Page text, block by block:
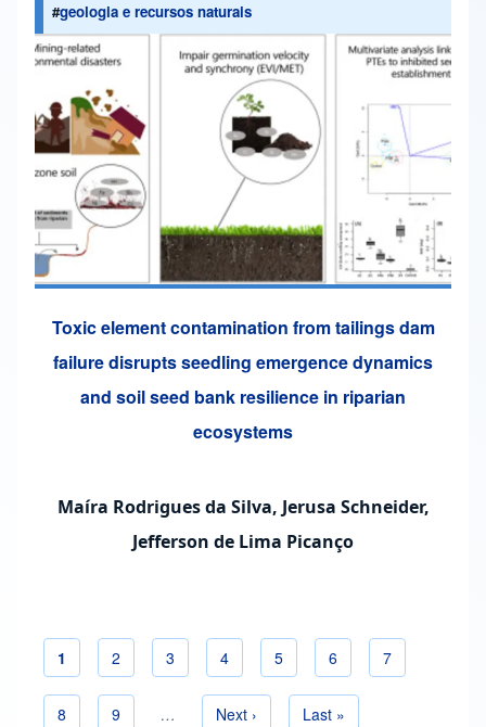
#geologia e recursos naturais
Toxic element contamination from tailings dam
failure disrupts seedling emergence dynamics
and soil seed bank resilience in riparian
ecosystems
Maíra Rodrigues da Silva, Jerusa Schneider,
Jefferson de Lima Picanço
Paginação
Página atual
1 Página
2 Página
3 Página
4 Página
5 Página
6 Página
7
Página
8 Página
9 … Próxima página
Next › Última página
Last »